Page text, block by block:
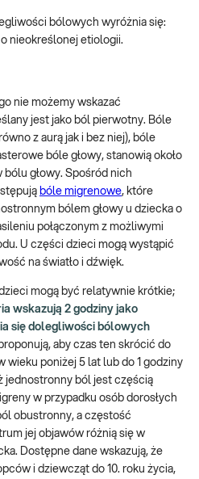
bólowych wyróżnia się:
nieokreślonej etiologii.
nie możemy wskazać
jest jako ból pierwotny. Bóle
z aurą jak i bez niej), bóle
bóle głowy, stanowią około
bólu głowy. Spośród nich
bóle migrenowe, które
bólem głowy u dziecka o
połączonym z możliwymi
U części dzieci mogą wystąpić
na światło i dźwięk.
mogą być relatywnie krótkie;
wskazują 2 godziny jako
się dolegliwości bólowych
aby czas ten skrócić do
wieku poniżej 5 lat lub do 1 godziny
jednostronny ból jest częścią
w przypadku osób dorosłych
obustronny, a częstość
jej objawów różnią się w
Dostępne dane wskazują, że
i dziewcząt do 10. roku życia,